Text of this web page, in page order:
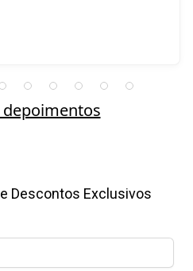
Descontos Exclusivos